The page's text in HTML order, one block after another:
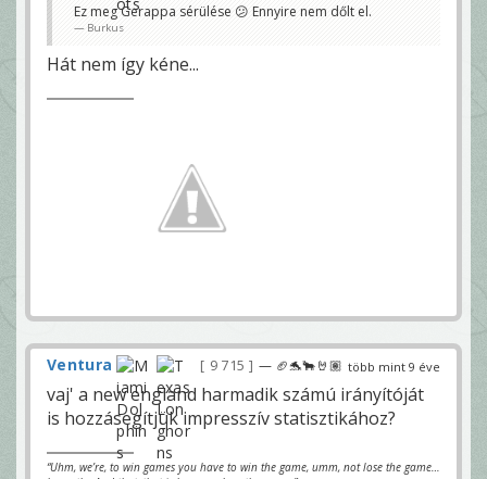
Ez meg Gerappa sérülése 😕 Ennyire nem dőlt el.
Burkus
Hát nem így kéne...
több mint 9 éve
Ventura 9 715 — 🏈🐬🐂🤘🏽
vaj' a new england harmadik számú irányítóját
is hozzásegítjük impresszív statisztikához?
“Uhm, we’re, to win games you have to win the game, umm, not lose the game…